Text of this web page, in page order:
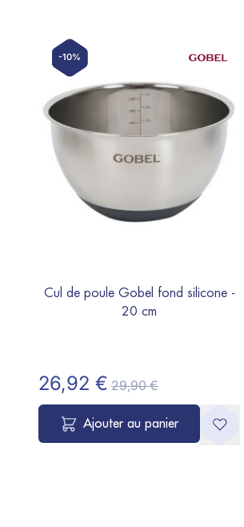
-10%
Cul de poule Gobel fond silicone -
20 cm
26,92 € 29,90 €
Ajouter au panier